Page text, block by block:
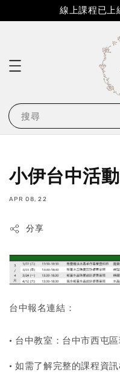
線上課程已上
搜尋
小伊台中活
APR 08, 22
分享
台中報名連結：
· 台中教室：台中市西屯
· 如需了解完整的課程資